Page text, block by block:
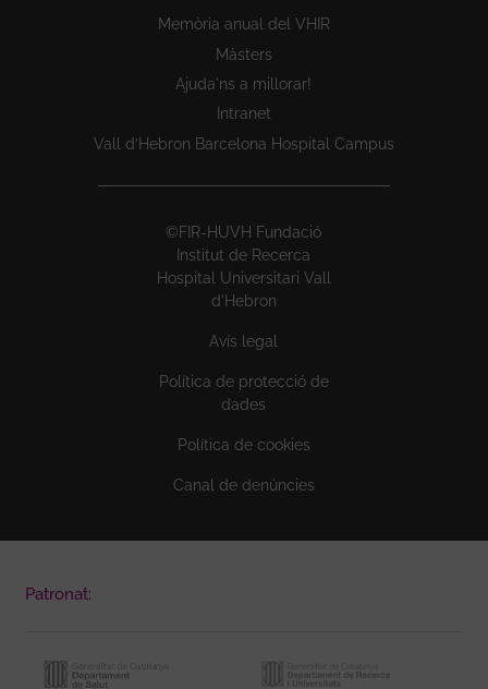
Memòria anual del VHIR
Màsters
Ajuda'ns a millorar!
Intranet
Vall d’Hebron Barcelona Hospital Campus
©FIR-HUVH Fundació
Institut de Recerca
Hospital Universitari Vall
d'Hebron
Avís legal
Política de protecció de
dades
Política de cookies
Canal de denúncies
Patronat: